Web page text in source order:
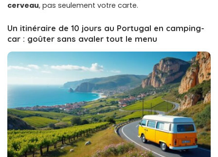
cerveau, pas seulement votre carte.
Un itinéraire de 10 jours au Portugal en camping-
car : goûter sans avaler tout le menu